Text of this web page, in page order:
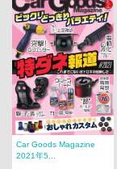
Car Goods Magazine
2021年5...